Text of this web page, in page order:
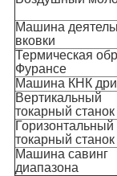
Машина
вковки
Термическая
Фурансе
Машина КНК
Вертикальный
токарный станок
Горизонтальный
токарный станок
Машина савинг
диапазона